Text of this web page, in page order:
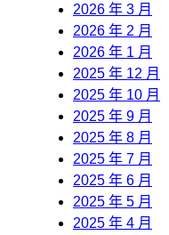
2026 年 3 月
2026 年 2 月
2026 年 1 月
2025 年 12 月
2025 年 10 月
2025 年 9 月
2025 年 8 月
2025 年 7 月
2025 年 6 月
2025 年 5 月
2025 年 4 月